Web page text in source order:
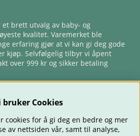
brett utvalg av baby- og
kvalitet. Varemerket ble
erfaring gjør at vi kan gi deg gode
kjøp. Selvfølgelig tilbyr vi åpent
over 999 kr og sikker betaling
bruker Cookies
cookies for å gi deg en bedre og mer
av nettsiden vår, samt til analyse,